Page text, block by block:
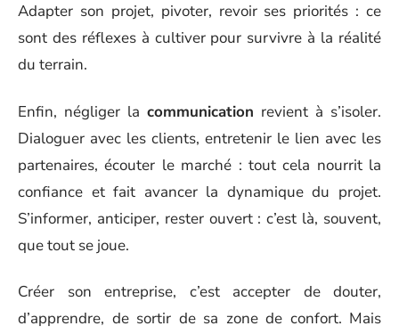
Adapter son projet, pivoter, revoir ses priorités : ce
sont des réflexes à cultiver pour survivre à la réalité
du terrain.
Enfin, négliger la communication revient à s’isoler.
Dialoguer avec les clients, entretenir le lien avec les
partenaires, écouter le marché : tout cela nourrit la
confiance et fait avancer la dynamique du projet.
S’informer, anticiper, rester ouvert : c’est là, souvent,
que tout se joue.
Créer son entreprise, c’est accepter de douter,
d’apprendre, de sortir de sa zone de confort. Mais